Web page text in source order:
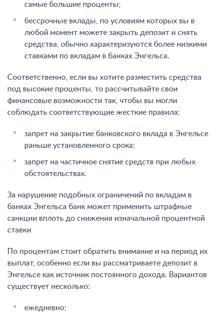
самые большие проценты;
бессрочные вклады, по условиям которых вы в
любой момент можете закрыть депозит и снять
средства, обычно характеризуются более низкими
ставками по вкладам в банках Энгельса.
Соответственно, если вы хотите разместить средства
под высокие проценты, то рассчитывайте свои
финансовые возможности так, чтобы вы могли
соблюдать соответствующие жесткие правила:
запрет на закрытие банковского вклада в Энгельсе
раньше установленного срока;
запрет на частичное снятие средств при любых
обстоятельствах.
За нарушение подобных ограничений по вкладам в
банках Энгельса банк может применить штрафные
санкции вплоть до снижения изначальной процентной
ставки
По процентам стоит обратить внимание и на период их
выплат, особенно если вы рассматриваете депозит в
Энгельсе как источник постоянного дохода. Вариантов
существует несколько:
ежедневно;